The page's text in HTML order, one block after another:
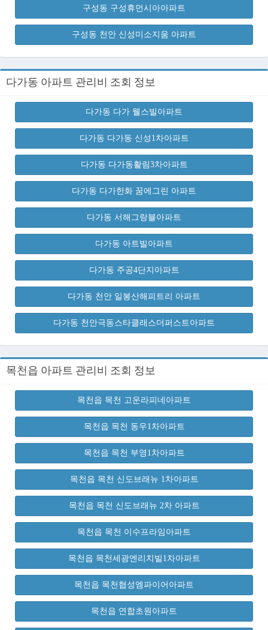
구성동 구성휴먼시아아파트
구성동 천안 신성미소지움 아파트
다가동 아파트 관리비 조회 정보
다가동 다가 웰스빌아파트
다가동 다가동 신성1차아파트
다가동 다가동활림3차아파트
다가동 다가한화 꿈에그린 아파트
다가동 서해그랑블아파트
다가동 아트빌아파트
다가동 주공4단지아파트
다가동 천안 일봉산해피트리 아파트
다가동 천안극동스타클래스더퍼스트아파트
목천읍 아파트 관리비 조회 정보
목천읍 목천 고운라피네아파트
목천읍 목천 동우1차아파트
목천읍 목천 부영1차아파트
목천읍 목천 신도브래뉴 1차아파트
목천읍 목천 신도브래뉴 2차 아파트
목천읍 목천 이수프라임아파트
목천읍 목천세광엔리치빌1차아파트
목천읍 목천협성엠파이어아파트
목천읍 연합초원아파트